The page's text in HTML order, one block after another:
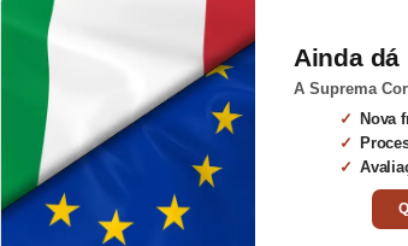
Ainda
A Suprema
Nova